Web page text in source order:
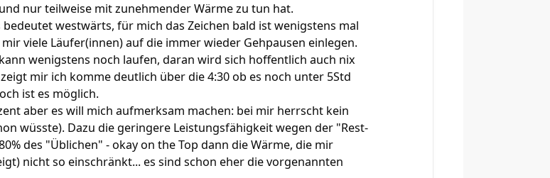
nur teilweise mit zunehmender Wärme zu tun hat.
westwärts, für mich das Zeichen bald ist wenigstens mal
viele Läufer(innen) auf die immer wieder Gehpausen einlegen.
wenigstens noch laufen, daran wird sich hoffentlich auch nix
mir ich komme deutlich über die 4:30 ob es noch unter 5Std
ist es möglich.
aber es will mich aufmerksam machen: bei mir herrscht kein
wüsste). Dazu die geringere Leistungsfähigkeit wegen der "Rest-
des "Üblichen" - okay on the Top dann die Wärme, die mir
nicht so einschränkt... es sind schon eher die vorgenannten